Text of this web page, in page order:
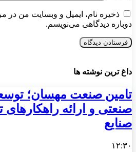
ذخیره نام، ایمیل و وبسایت من در
دوباره دیدگاهی می‌نویسم.
داغ ترین نوشته ها
تامین صنعت مهسان؛
صنعتی و ارائه
صنایع
۱۲:۳۰